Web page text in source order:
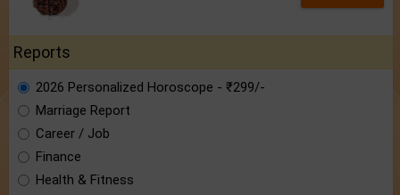
Reports
2026 Personalized Horoscope - ₹299/-
Marriage Report
Career / Job
Finance
Health & Fitness